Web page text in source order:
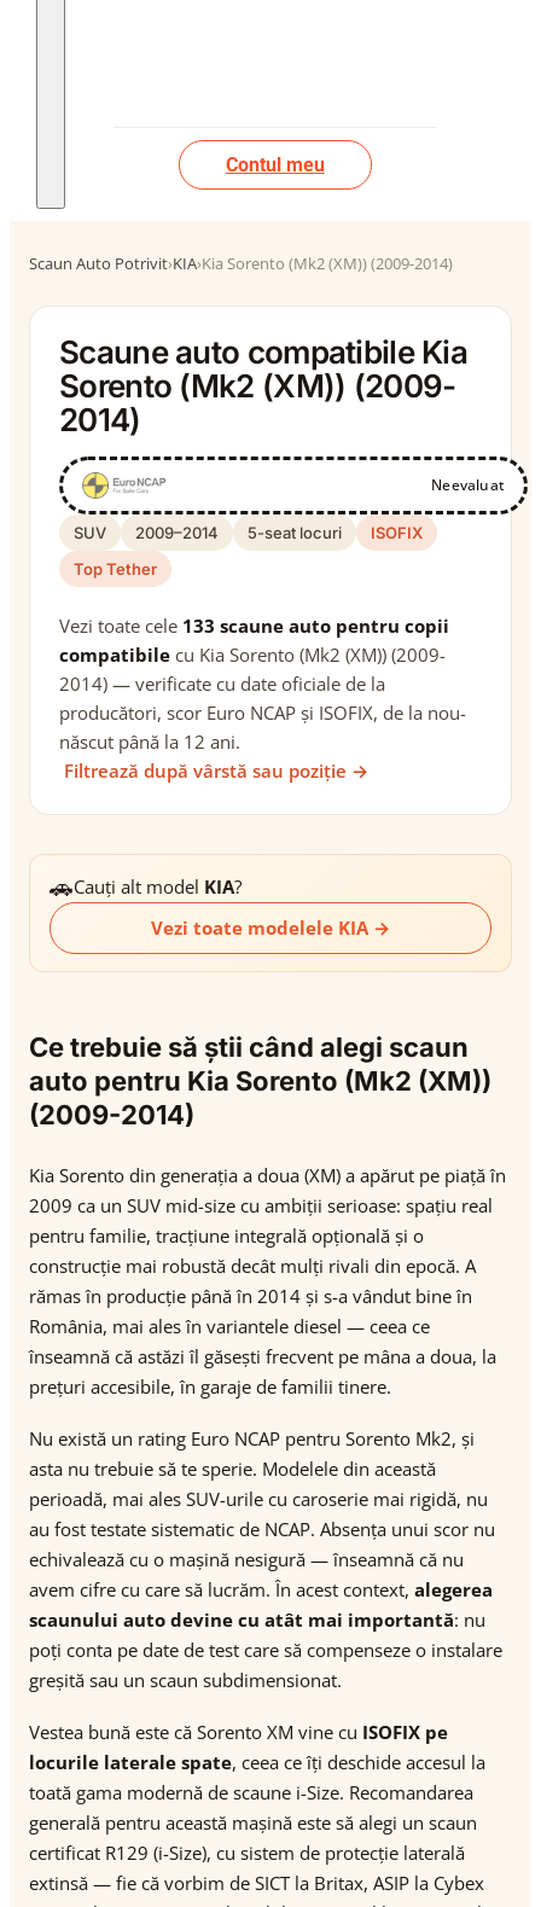
Contul meu
Scaun Auto Potrivit›KIA›Kia Sorento (Mk2 (XM)) (2009-2014)
Scaune auto compatibile Kia
Sorento (Mk2 (XM)) (2009-
2014)
Neevaluat
SUV 2009–2014 5-seat locuri
ISOFIX
Top Tether
Vezi toate cele 133 scaune auto pentru copii
compatibile cu Kia Sorento (Mk2 (XM)) (2009-
2014) — verificate cu date oficiale de la
producători, scor Euro NCAP și ISOFIX, de la nou-
născut până la 12 ani.
Filtrează după vârstă sau poziție →
🚗Cauți alt model KIA?
Vezi toate modelele KIA →
Ce trebuie să știi când alegi scaun
auto pentru Kia Sorento (Mk2 (XM))
(2009-2014)
Kia Sorento din generația a doua (XM) a apărut pe piață în
2009 ca un SUV mid-size cu ambiții serioase: spațiu real
pentru familie, tracțiune integrală opțională și o
construcție mai robustă decât mulți rivali din epocă. A
rămas în producție până în 2014 și s-a vândut bine în
România, mai ales în variantele diesel — ceea ce
înseamnă că astăzi îl găsești frecvent pe mâna a doua, la
prețuri accesibile, în garaje de familii tinere.
Nu există un rating Euro NCAP pentru Sorento Mk2, și
asta nu trebuie să te sperie. Modelele din această
perioadă, mai ales SUV-urile cu caroserie mai rigidă, nu
au fost testate sistematic de NCAP. Absența unui scor nu
echivalează cu o mașină nesigură — înseamnă că nu
avem cifre cu care să lucrăm. În acest context, alegerea
scaunului auto devine cu atât mai importantă: nu
poți conta pe date de test care să compenseze o instalare
greșită sau un scaun subdimensionat.
Vestea bună este că Sorento XM vine cu ISOFIX pe
locurile laterale spate, ceea ce îți deschide accesul la
toată gama modernă de scaune i-Size. Recomandarea
generală pentru această mașină este să alegi un scaun
certificat R129 (i-Size), cu sistem de protecție laterală
extinsă — fie că vorbim de SICT la Britax, ASIP la Cybex